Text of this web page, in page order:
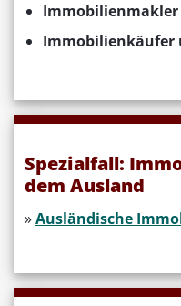
Immobilienmakler
Immobilienkäufer
Spezialfall:
dem Ausland
»Ausländische